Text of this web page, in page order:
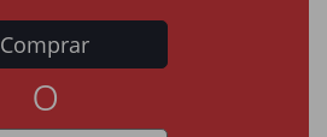
Comprar
o